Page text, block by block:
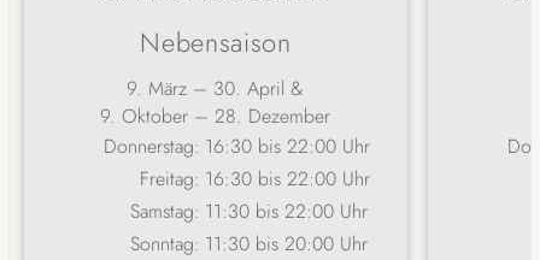
Nebensaison
9. März – 30. April &
9. Oktober – 28. Dezember
Donnerstag: 16:30 bis 22:00 Uhr
Freitag: 16:30 bis 22:00 Uhr
Samstag: 11:30 bis 22:00 Uhr
Sonntag: 11:30 bis 20:00 Uhr